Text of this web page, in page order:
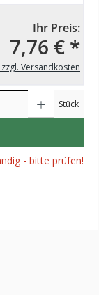
Ihr Preis:
7,76 € *
Versandkosten
Schaltflächen um die Anzahl
Stück
- bitte prüfen!